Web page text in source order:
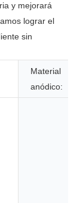
y mejorará
lograr el
sin
Material
anódico: